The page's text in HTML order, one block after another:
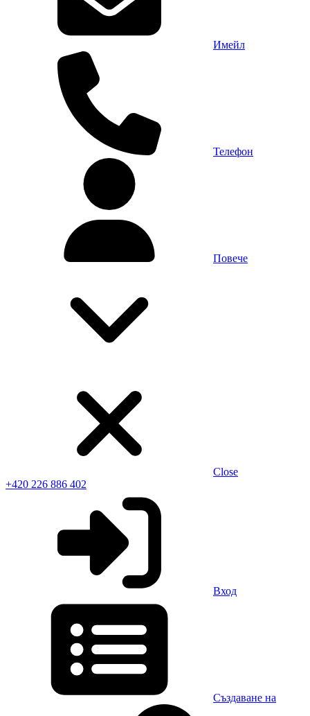
Имейл
Телефон
Повече
Close
+420 226 886 402
Вход
Създаване на